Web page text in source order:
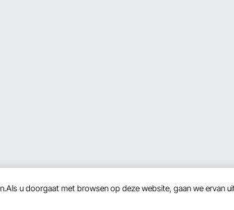
u doorgaat met browsen op deze website, gaan we ervan